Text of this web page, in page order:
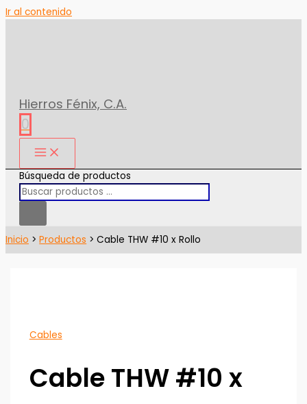
Ir al contenido
Hierros Fénix, C.A.
0
Búsqueda de productos
Inicio Productos Cable THW #10 x Rollo
Cables
Cable THW #10 x